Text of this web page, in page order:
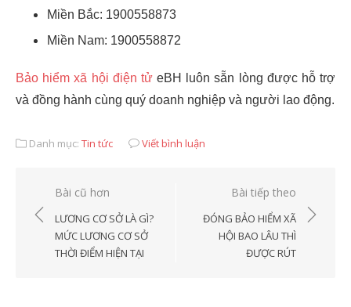
Miền Bắc: 1900558873
Miền Nam: 1900558872
Bảo hiểm xã hội điện tửeBH luôn sẵn lòng được hỗ trợ
và đồng hành cùng quý doanh nghiệp và người lao động.
Danh mục: Tin tức Viết bình luận
Điều
hướng
viết
Bài cũ hơn
LƯƠNG CƠ SỞ LÀ GÌ?
MỨC LƯƠNG CƠ SỞ
THỜI ĐIỂM HIỆN TẠI
Bài tiếp theo
ĐÓNG BẢO HIỂM XÃ
HỘI BAO LÂU THÌ
ĐƯỢC RÚT